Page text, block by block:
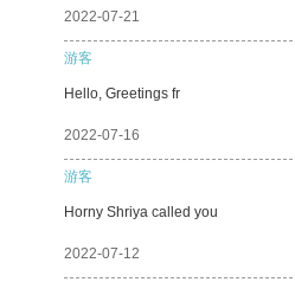
2022-07-21
游客
Hello, Greetings fr
2022-07-16
游客
Horny Shriya called you
2022-07-12